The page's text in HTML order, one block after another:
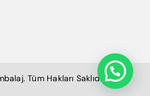
Tüm Hakları Saklıdır.